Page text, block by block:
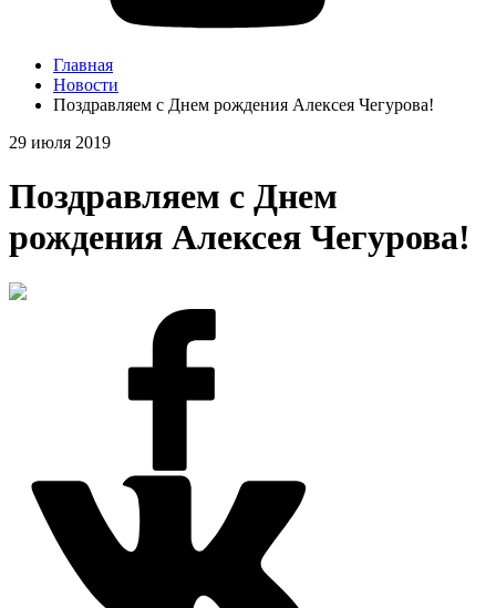
Главная
Новости
Поздравляем с Днем рождения Алексея Чегурова!
29 июля 2019
Поздравляем с Днем
рождения Алексея Чегурова!